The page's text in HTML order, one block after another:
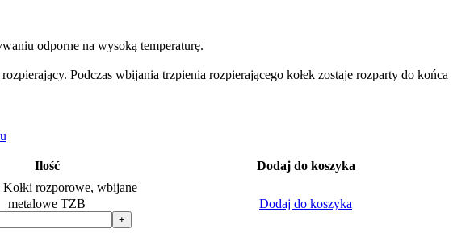
odporne na wysoką temperaturę.
Podczas wbijania trzpienia rozpierającego kołek zostaje rozparty do końca
Ilość Dodaj do koszyka
Kołki rozporowe, wbijane
metalowe TZB
+
Dodaj do koszyka